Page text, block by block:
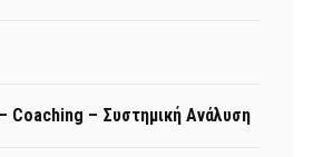
Coaching – Συστημική Ανάλυση